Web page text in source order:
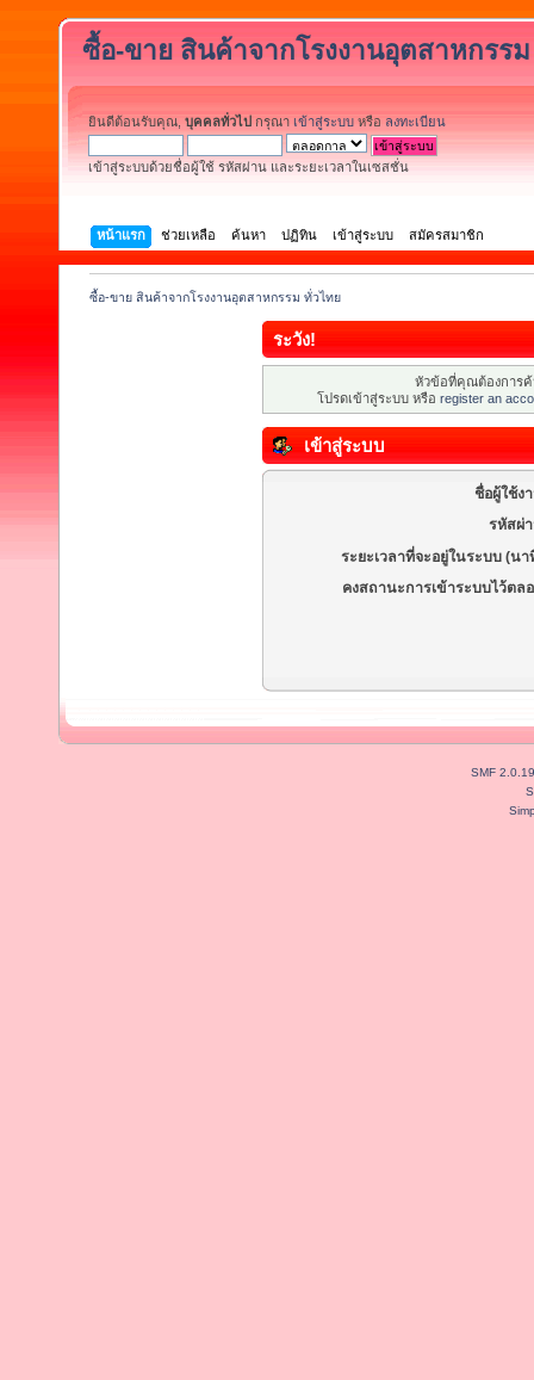
ซื้อ-ขาย สินค้าจากโรงงานอุตสาหกรร
ยินดีต้อนรับคุณ, บุคคลทั่วไป กรุณา เข้าสู่ระบบ หรือ ลงทะเบียน
เข้าสู่ระบบด้วยชื่อผู้ใช้ รหัสผ่าน และระยะเวลาในเซสชั่น
หน้าแรก ช่วยเหลือ ค้นหา ปฏิทิน เข้าสู่ระบบ สมัครสมาชิก
ซื้อ-ขาย สินค้าจากโรงงานอุตสาหกรรม ทั่วไทย
ระวัง!
หัวข้อที่คุณต้องการ
โปรดเข้าสู่ระบบ หรือ register an
เข้าสู่ระบบ
ชื่อผู้ใช้ง
รหัสผ่
ระยะเวลาที่จะอยู่ในระบบ (นา
คงสถานะการเข้าระบบไว้ตล
SMF 2.0.19